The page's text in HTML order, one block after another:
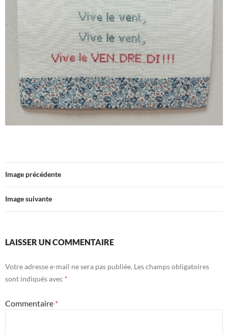
Image précédente
Image suivante
LAISSER UN COMMENTAIRE
Votre adresse e-mail ne sera pas publiée. Les champs obligatoires
sont indiqués avec *
Commentaire *